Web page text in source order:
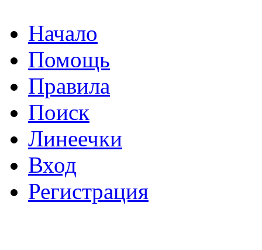
Начало
Помощь
Правила
Поиск
Линеечки
Вход
Регистрация